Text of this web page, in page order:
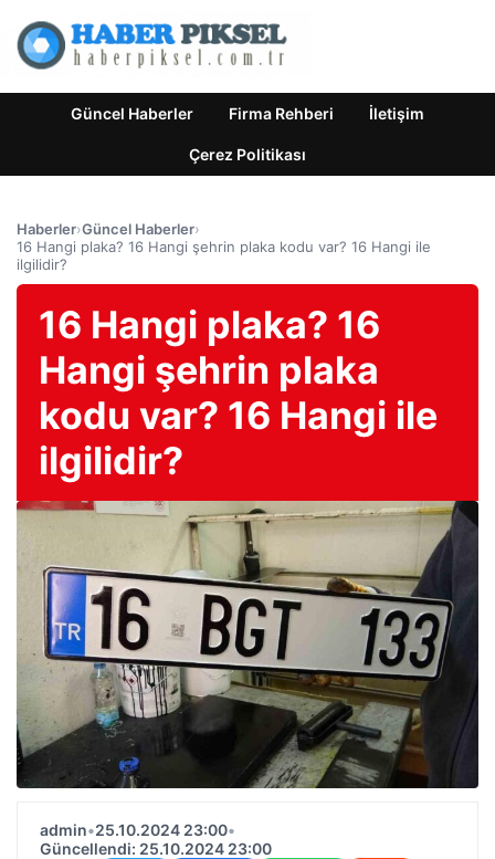
Güncel Haberler Firma Rehberi İletişim
Çerez Politikası
Haberler›Güncel Haberler›
16 Hangi plaka? 16 Hangi şehrin plaka kodu var? 16 Hangi ile
ilgilidir?
16 Hangi plaka? 16
Hangi şehrin plaka
kodu var? 16 Hangi ile
ilgilidir?
admin•25.10.2024 23:00•
Güncellendi: 25.10.2024 23:00